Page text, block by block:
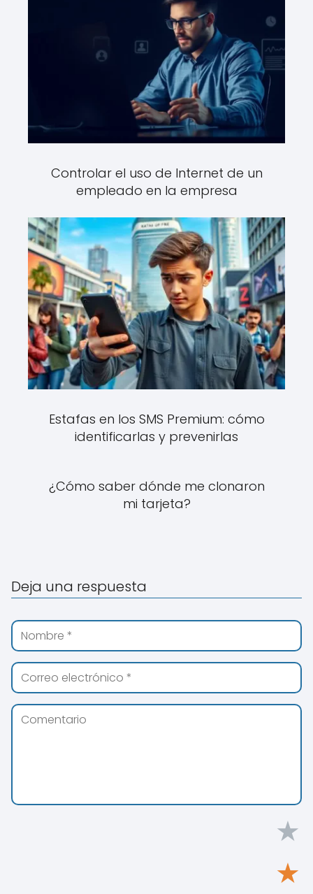
Controlar el uso de Internet de un
empleado en la empresa
Estafas en los SMS Premium: cómo
identificarlas y prevenirlas
¿Cómo saber dónde me clonaron
mi tarjeta?
Deja una respuesta
★
★